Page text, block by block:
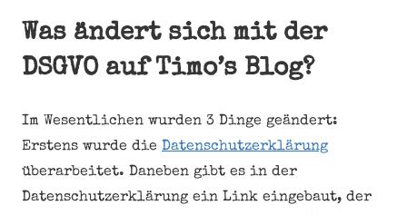
Was ändert sich mit der
DSGVO auf Timo’s Blog?
Im Wesentlichen wurden 3 Dinge geändert:
Erstens wurde die Datenschutzerklärung
überarbeitet. Daneben gibt es in der
Datenschutzerklärung ein Link eingebaut, der